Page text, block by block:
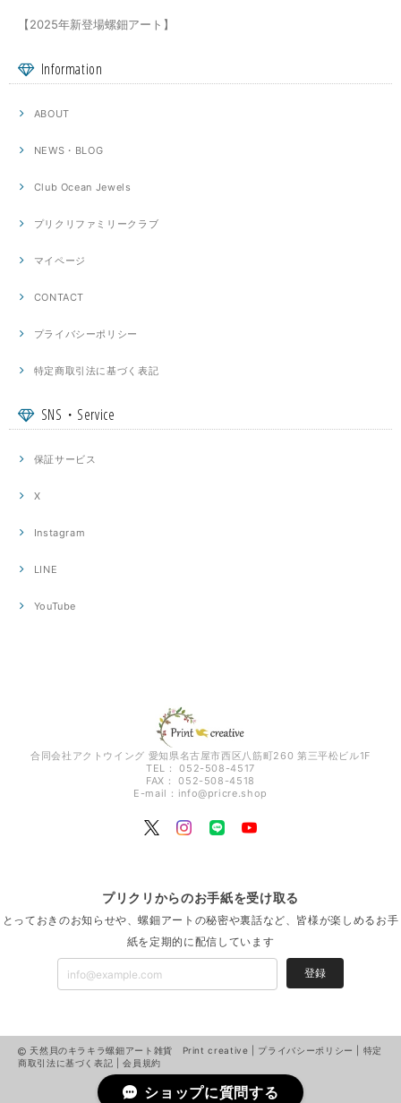
【2025年新登場螺鈿アート】
Information
ABOUT
NEWS・BLOG
Club Ocean Jewels
プリクリファミリークラブ
マイページ
CONTACT
プライバシーポリシー
特定商取引法に基づく表記
SNS・Service
保証サービス
X
Instagram
LINE
YouTube
合同会社アクトウイング 愛知県名古屋市西区八筋町260 第三平松ビル1F
TEL： 052-508-4517
FAX： 052-508-4518
E-mail： info@pricre.shop
プリクリからのお手紙を受け取る
とっておきのお知らせや、螺鈿アートの秘密や裏話など、皆様が楽しめるお手
紙を定期的に配信しています
登録
天然貝のキラキラ螺鈿アート雑貨 Print creative | プライバシーポリシー
特定
商取引法に基づく表記
|会員規約
ショップに質問する